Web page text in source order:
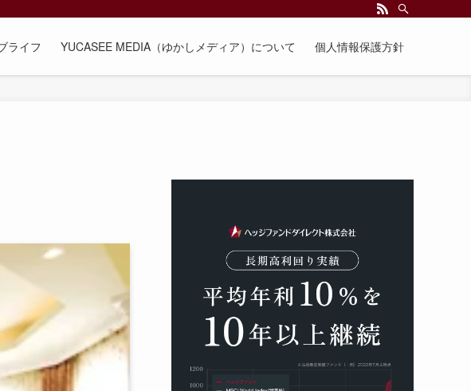
ライフ YUCASEE MEDIA（ゆかしメディア）について 個人情報保護方針